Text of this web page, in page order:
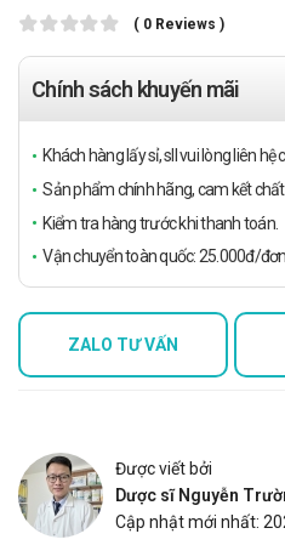
( 0 Reviews )
Chính sách khuyến mãi
Khách hàng lấy sỉ, sll vui lòng liên
Sản phẩm chính hãng, cam kết
Kiểm tra hàng trước khi thanh toán.
Vận chuyển toàn quốc: 25.000đ/
ZALO TƯ VẤN
Được viết bởi
Dược sĩ Nguyễn
Cập nhật mới nhất: